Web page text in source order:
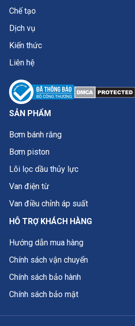
Chế tạo
Dịch vụ
Kiến thức
Liên hệ
SẢN PHẨM
Bơm bánh răng
Bơm piston
Lõi lọc dầu thủy lực
Van điện từ
Van điều chỉnh áp suất
HỖ TRỢ KHÁCH HÀNG
Hướng dẫn mua hàng
Chính sách vận chuyển
Chính sách bảo hành
Chính sách bảo mật